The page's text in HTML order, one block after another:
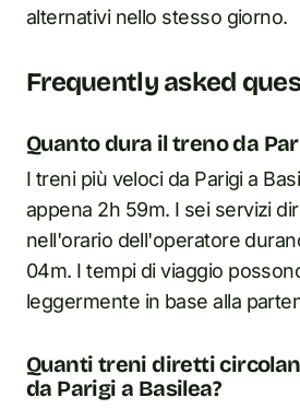
alternativi nello stesso giorno.
Frequently asked
Quanto dura il treno da
I treni più veloci da Parigi a
appena 2h 59m. I sei servizi
nell'orario dell'operatore
04m. I tempi di viaggio
leggermente in base alla
Quanti treni diretti
da Parigi a Basilea?